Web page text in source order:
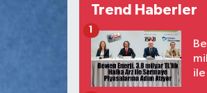
Trend Haberler
ile